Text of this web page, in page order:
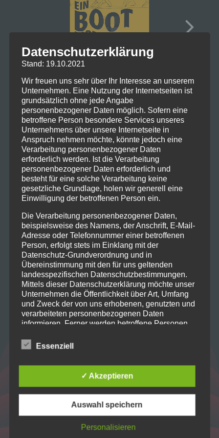
Home
Projekte
Verein
Datenschutzerklärung
Stand: 19.10.2021
Wir freuen uns sehr über Ihr Interesse an unserem
Unternehmen. Eine Nutzung der Internetseiten ist
grundsätzlich ohne jede Angabe
personenbezogener Daten möglich. Sofern eine
betroffene Person besondere Services unseres
Unternehmens über unsere Internetseite in
Anspruch nehmen möchte, könnte jedoch eine
Verarbeitung personenbezogener Daten
erforderlich werden. Ist die Verarbeitung
personenbezogener Daten erforderlich und
besteht für eine solche Verarbeitung keine
gesetzliche Grundlage, holen wir generell eine
Einwilligung der betroffenen Person ein.
Die Verarbeitung personenbezogener Daten,
beispielsweise des Namens, der Anschrift, E-Mail-
Adresse oder Telefonnummer einer betroffenen
Person, erfolgt stets im Einklang mit der
Datenschutz-Grundverordnung und in
Übereinstimmung mit den für uns geltenden
landesspezifischen Datenschutzbestimmungen.
Mittels dieser Datenschutzerklärung möchte unser
Unternehmen die Öffentlichkeit über Art, Umfang
und Zweck der von uns erhobenen, genutzten und
verarbeiteten personenbezogenen Daten
informieren. Ferner werden betroffene Personen
zustehenden Rechte aufgeklärt.
zahlreiche technische und organisatorische
Maßnahmen umgesetzt, um einen möglichst
lückenlosen Schutz der über diese Internetseite
verarbeiteten personenbezogenen Daten
sicherzustellen. Dennoch können Internetbasierte
Sicherheitslücken aufweisen, sodass ein absoluter
Essenziell
✓ Akzeptieren
Auswahl speichern
Personalisieren